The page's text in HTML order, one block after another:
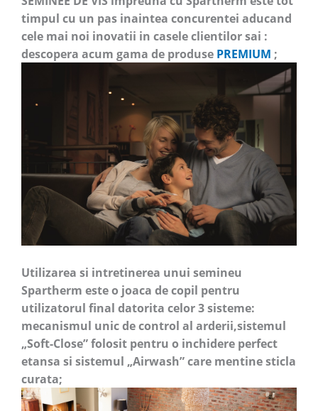
timpul cu un pas inaintea concurentei aducand
cele mai noi inovatii in casele clientilor sai :
descopera acum gama de produse PREMIUM ;
Utilizarea si intretinerea unui semineu
Spartherm este o joaca de copil pentru
utilizatorul final datorita celor 3 sisteme:
mecanismul unic de control al arderii,sistemul
„Soft-Close” folosit pentru o inchidere perfect
etansa si sistemul „Airwash” care mentine sticla
curata;